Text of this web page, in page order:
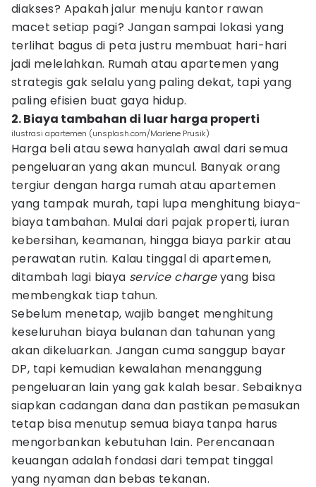
diakses? Apakah jalur menuju kantor rawan
macet setiap pagi? Jangan sampai lokasi yang
terlihat bagus di peta justru membuat hari-hari
jadi melelahkan. Rumah atau apartemen yang
strategis gak selalu yang paling dekat, tapi yang
paling efisien buat gaya hidup.
2. Biaya tambahan di luar harga properti
ilustrasi apartemen (unsplash.com/Marlene Prusik)
Harga beli atau sewa hanyalah awal dari semua
pengeluaran yang akan muncul. Banyak orang
tergiur dengan harga rumah atau apartemen
yang tampak murah, tapi lupa menghitung biaya-
biaya tambahan. Mulai dari pajak properti, iuran
kebersihan, keamanan, hingga biaya parkir atau
perawatan rutin. Kalau tinggal di apartemen,
ditambah lagi biaya service chargeyang bisa
membengkak tiap tahun.
Sebelum menetap, wajib banget menghitung
keseluruhan biaya bulanan dan tahunan yang
akan dikeluarkan. Jangan cuma sanggup bayar
DP, tapi kemudian kewalahan menanggung
pengeluaran lain yang gak kalah besar. Sebaiknya
siapkan cadangan dana dan pastikan pemasukan
tetap bisa menutup semua biaya tanpa harus
mengorbankan kebutuhan lain. Perencanaan
keuangan adalah fondasi dari tempat tinggal
yang nyaman dan bebas tekanan.